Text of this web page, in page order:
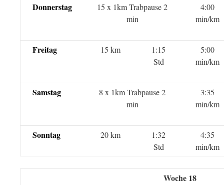
Donnerstag
15 x 1km Trabpause 2
min
4:00
min/km
Freitag 15 km
1:15
Std
5:00
min/km
Samstag
8 x 1km Trabpause 2
min
3:35
min/km
Sonntag 20 km
1:32
Std
4:35
min/km
Woche 18